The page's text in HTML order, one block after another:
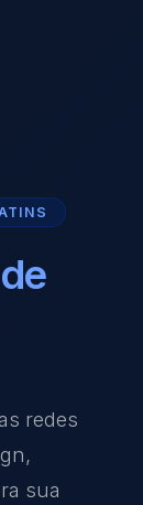
redes
sua